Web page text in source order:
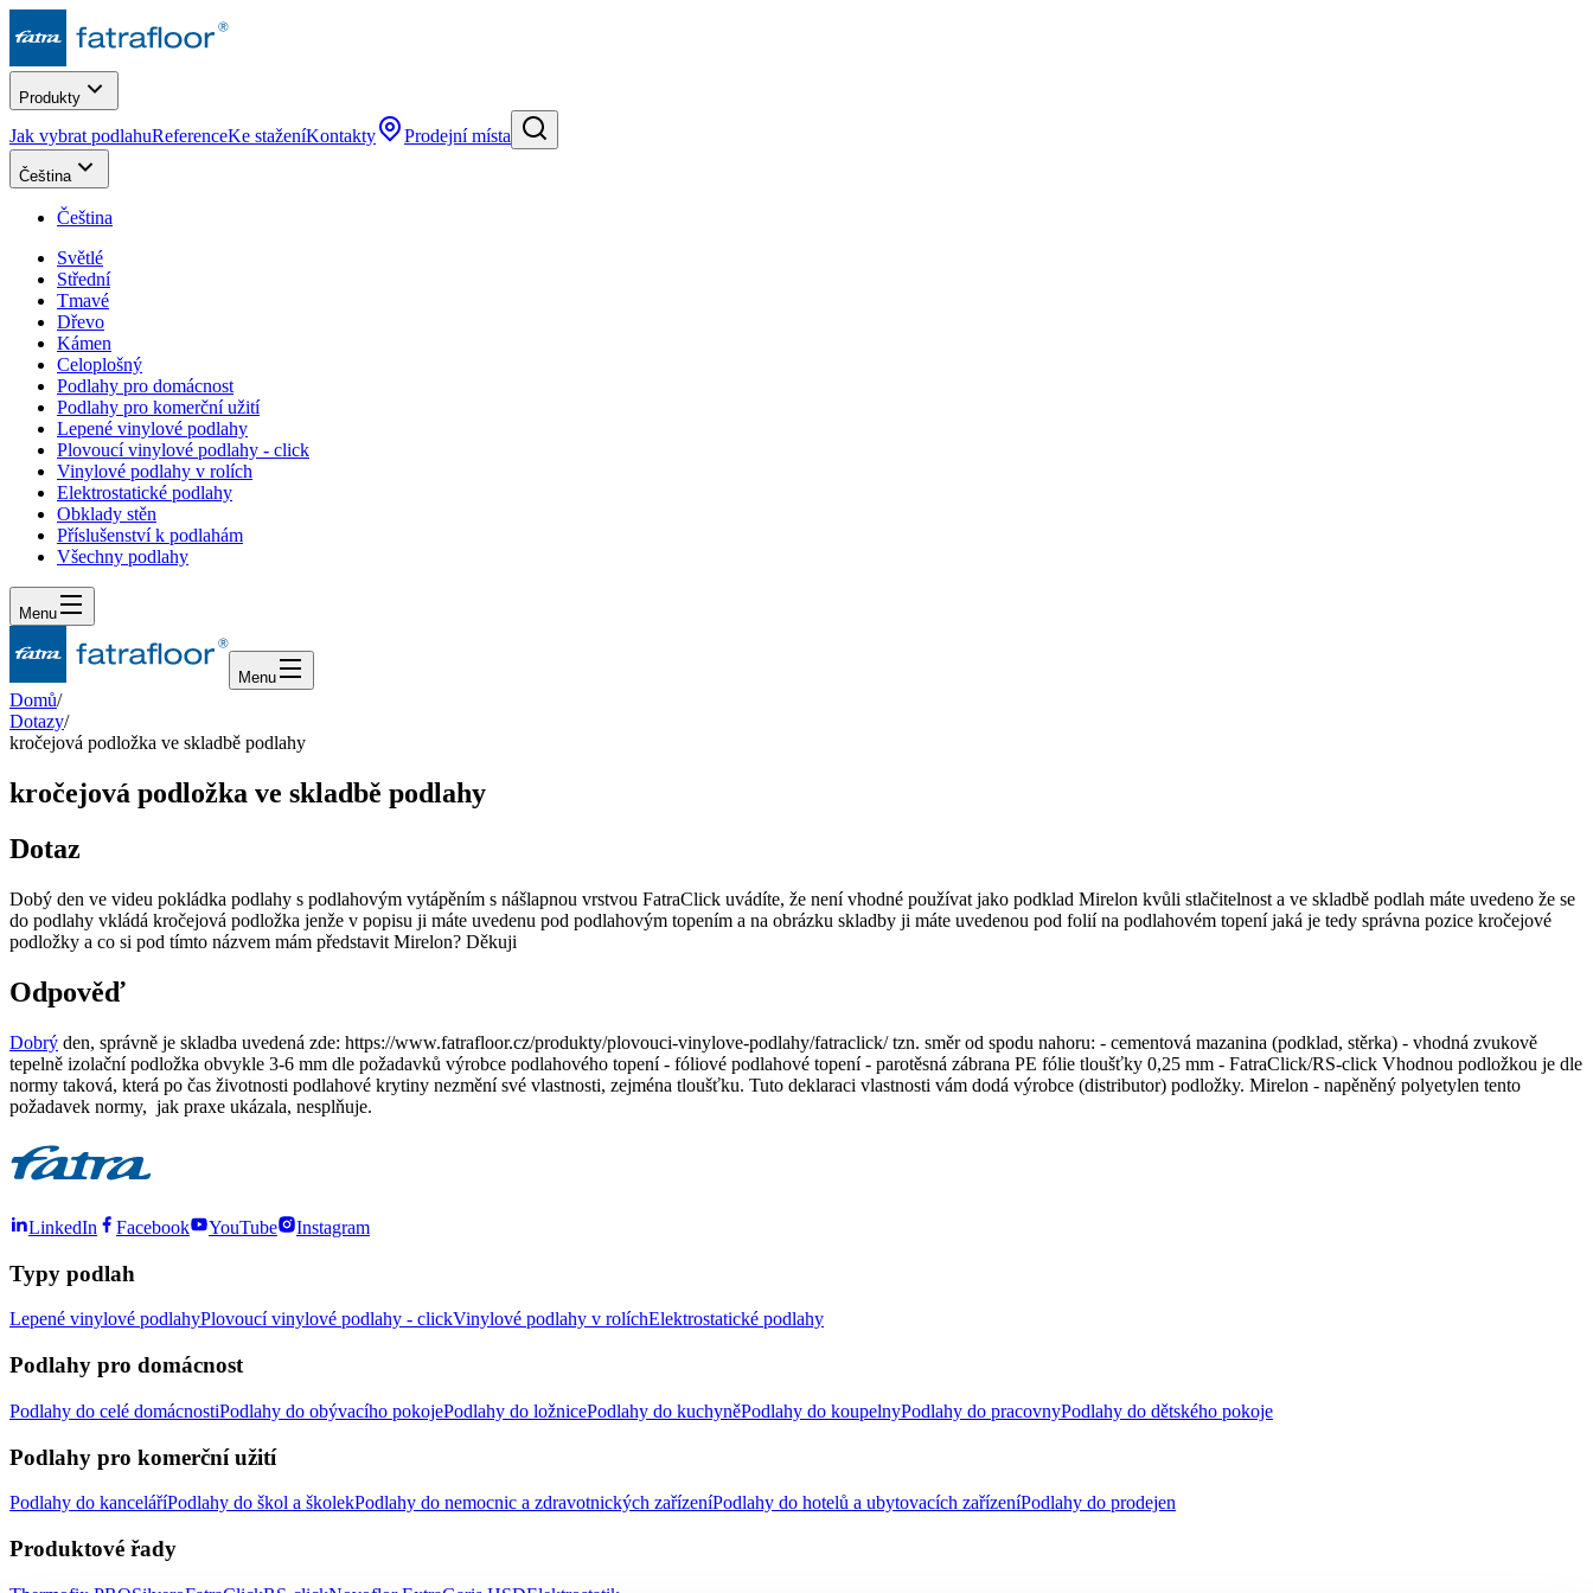
Produkty
Jak vybrat podlahuReferenceKe staženíKontakty Prodejní místa
Čeština
Čeština
Světlé
Střední
Tmavé
Dřevo
Kámen
Celoplošný
Podlahy pro domácnost
Podlahy pro komerční užití
Lepené vinylové podlahy
Plovoucí vinylové podlahy - click
Vinylové podlahy v rolích
Elektrostatické podlahy
Obklady stěn
Příslušenství k podlahám
Všechny podlahy
Menu
Menu
Domů/
Dotazy/
kročejová podložka ve skladbě podlahy
kročejová podložka ve skladbě podlahy
Dotaz
Dobý den ve videu pokládka podlahy s podlahovým vytápěním s nášlapnou vrstvou FatraClick uvádíte, že není vhodné používat jako podklad Mirelon kvůli stlačitelnost a ve skladbě podlah máte uvedeno že se
do podlahy vkládá kročejová podložka jenže v popisu ji máte uvedenu pod podlahovým topením a na obrázku skladby ji máte uvedenou pod folií na podlahovém topení jaká je tedy správna pozice kročejové
podložky a co si pod tímto názvem mám představit Mirelon? Děkuji
Odpověď
Dobrý den, správně je skladba uvedená zde: https://www.fatrafloor.cz/produkty/plovouci-vinylove-podlahy/fatraclick/ tzn. směr od spodu nahoru: - cementová mazanina (podklad, stěrka) - vhodná zvukově
tepelně izolační podložka obvykle 3-6 mm dle požadavků výrobce podlahového topení - fóliové podlahové topení - parotěsná zábrana PE fólie tloušťky 0,25 mm - FatraClick/RS-click Vhodnou podložkou je dle
normy taková, která po čas životnosti podlahové krytiny nezmění své vlastnosti, zejména tloušťku. Tuto deklaraci vlastnosti vám dodá výrobce (distributor) podložky. Mirelon - napěněný polyetylen tento
požadavek normy, jak praxe ukázala, nesplňuje.
LinkedIn Facebook YouTube Instagram
Typy podlah
Lepené vinylové podlahyPlovoucí vinylové podlahy - clickVinylové podlahy v rolíchElektrostatické podlahy
Podlahy pro domácnost
Podlahy do celé domácnostiPodlahy do obývacího pokojePodlahy do ložnicePodlahy do kuchyněPodlahy do koupelnyPodlahy do pracovnyPodlahy do dětského pokoje
Podlahy pro komerční užití
Podlahy do kanceláříPodlahy do škol a školekPodlahy do nemocnic a zdravotnických zařízeníPodlahy do hotelů a ubytovacích zařízeníPodlahy do prodejen
Produktové řady